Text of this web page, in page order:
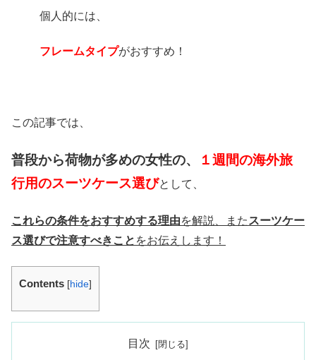
個人的には、
フレームタイプがおすすめ！
この記事では、
普段から荷物が多めの女性の、
１週間の海外旅
行用のスーツケース選びとして、
これらの条件をおすすめする理由を解説、また スーツケー
ス選びで注意すべきこと をお伝えします！
Contents [hide]
目次